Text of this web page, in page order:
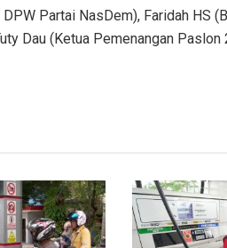
Partai NasDem), Faridah HS
Dau (Ketua Pemenangan Paslon